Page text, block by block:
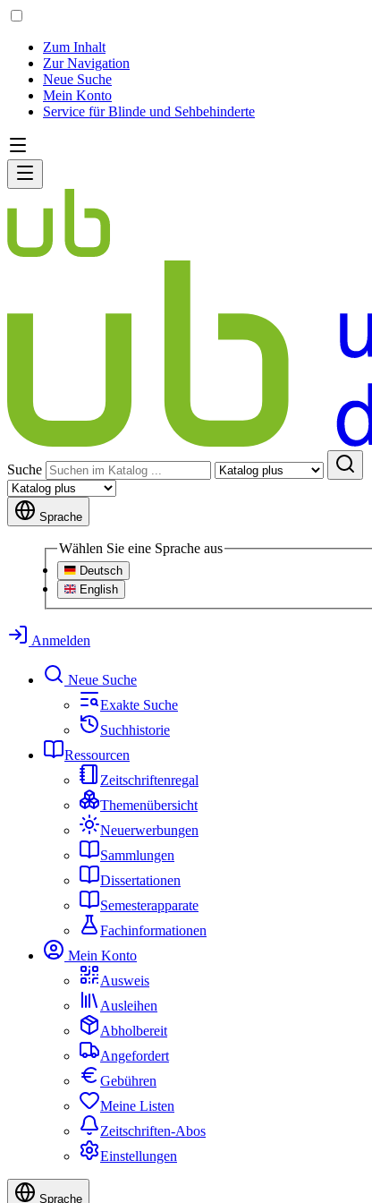
Zum Inhalt
Zur Navigation
Neue Suche
Mein Konto
Service für Blinde und Sehbehinderte
Suche
Sprache
Wählen Sie eine Sprache aus
Deutsch
English
Anmelden
Neue Suche
Exakte Suche
Suchhistorie
Ressourcen
Zeitschriftenregal
Themenübersicht
Neuerwerbungen
Sammlungen
Dissertationen
Semesterapparate
Fachinformationen
Mein Konto
Ausweis
Ausleihen
Abholbereit
Angefordert
Gebühren
Meine Listen
Zeitschriften-Abos
Einstellungen
Sprache